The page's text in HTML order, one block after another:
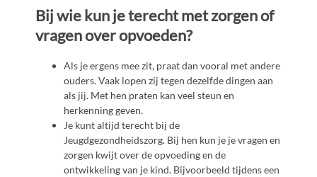
Bij wie kun je terecht met zorgen of
vragen over opvoeden?
Als je ergens mee zit, praat dan vooral met andere
ouders. Vaak lopen zij tegen dezelfde dingen aan
als jij. Met hen praten kan veel steun en
herkenning geven.
Je kunt altijd terecht bij de
Jeugdgezondheidszorg. Bij hen kun je je vragen en
zorgen kwijt over de opvoeding en de
ontwikkeling van je kind. Bijvoorbeeld tijdens een